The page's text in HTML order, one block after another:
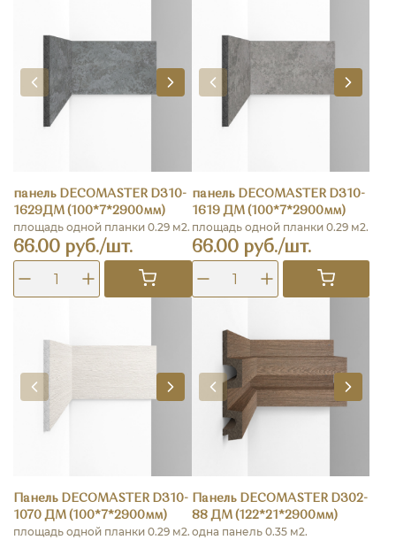
панель DECOMASTER D310-
1629ДМ (100*7*2900мм)
площадь одной планки 0.29 м2.
66.00 руб./шт.
панель DECOMASTER D310-
1619 ДМ (100*7*2900мм)
площадь одной планки 0.29 м2.
66.00 руб./шт.
Панель DECOMASTER D310-
1070 ДМ (100*7*2900мм)
площадь одной планки 0.29 м2.
Панель DECOMASTER D302-
88 ДМ (122*21*2900мм)
одна панель 0.35 м2.